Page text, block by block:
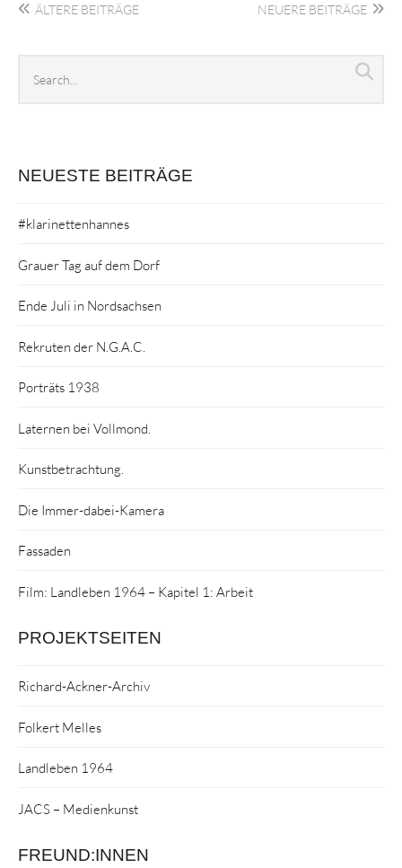
ÄLTERE BEITRÄGE NEUERE BEITRÄGE
archives
NEUESTE BEITRÄGE
#klarinettenhannes
Grauer Tag auf dem Dorf
Ende Juli in Nordsachsen
Rekruten der N.G.A.C.
Porträts 1938
Laternen bei Vollmond.
Kunstbetrachtung.
Die Immer-dabei-Kamera
Fassaden
Film: Landleben 1964 – Kapitel 1: Arbeit
PROJEKTSEITEN
Richard-Ackner-Archiv
Folkert Melles
Landleben 1964
JACS – Medienkunst
FREUND:INNEN